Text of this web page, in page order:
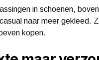
in schoenen,
naar meer gekleed.
kopen.